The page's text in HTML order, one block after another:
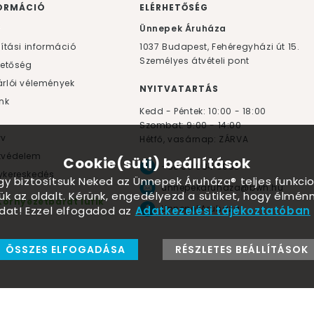
információ
vélemények
lufik
ELÉRHETŐSÉG
Ünnepek Áruháza
1037 Budapest, Fehéregyházi út 15.
Személyes átvételi pont
NYITVATARTÁS
Kedd - Péntek: 10:00 - 18:00
Szombat: 9:00 - 14:00
Hétfő, vasárnap: ZÁRVA
+36 30 984 6955
unnepekaruhaza@bwh.hu
UnnepekAruhaza
Cookie(süti) beállítások
biztosítsuk Neked az Ünnepek Áruháza® teljes
az oldalt. Kérünk, engedélyezd a sütiket, hogy
Ezzel elfogadod az Adatkezelési tájékoztatóban
ÖSSZES ELFOGADÁSA RÉSZLETES BEÁLLÍTÁSOK